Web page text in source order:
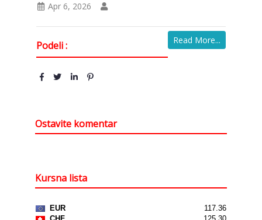
Apr 6, 2026
Read More...
Podeli :
Ostavite komentar
Kursna lista